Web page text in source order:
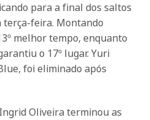
para a final dos saltos
terça-feira. Montando
melhor tempo, enquanto
o 17º lugar. Yuri
foi eliminado após
Oliveira terminou as